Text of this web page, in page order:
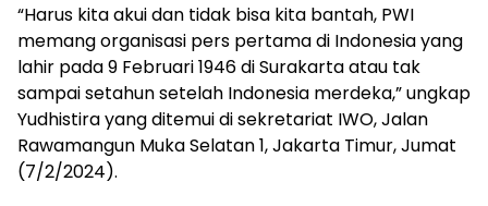
“Harus kita akui dan tidak bisa kita bantah, PWI
memang organisasi pers pertama di Indonesia yang
lahir pada 9 Februari 1946 di Surakarta atau tak
sampai setahun setelah Indonesia merdeka,” ungkap
Yudhistira yang ditemui di sekretariat IWO, Jalan
Rawamangun Muka Selatan 1, Jakarta Timur, Jumat
(7/2/2024).